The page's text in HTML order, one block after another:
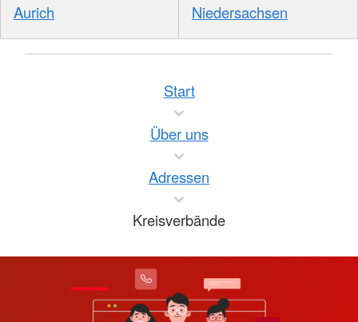
Aurich Niedersachsen
Start
Über uns
Adressen
Kreisverbände